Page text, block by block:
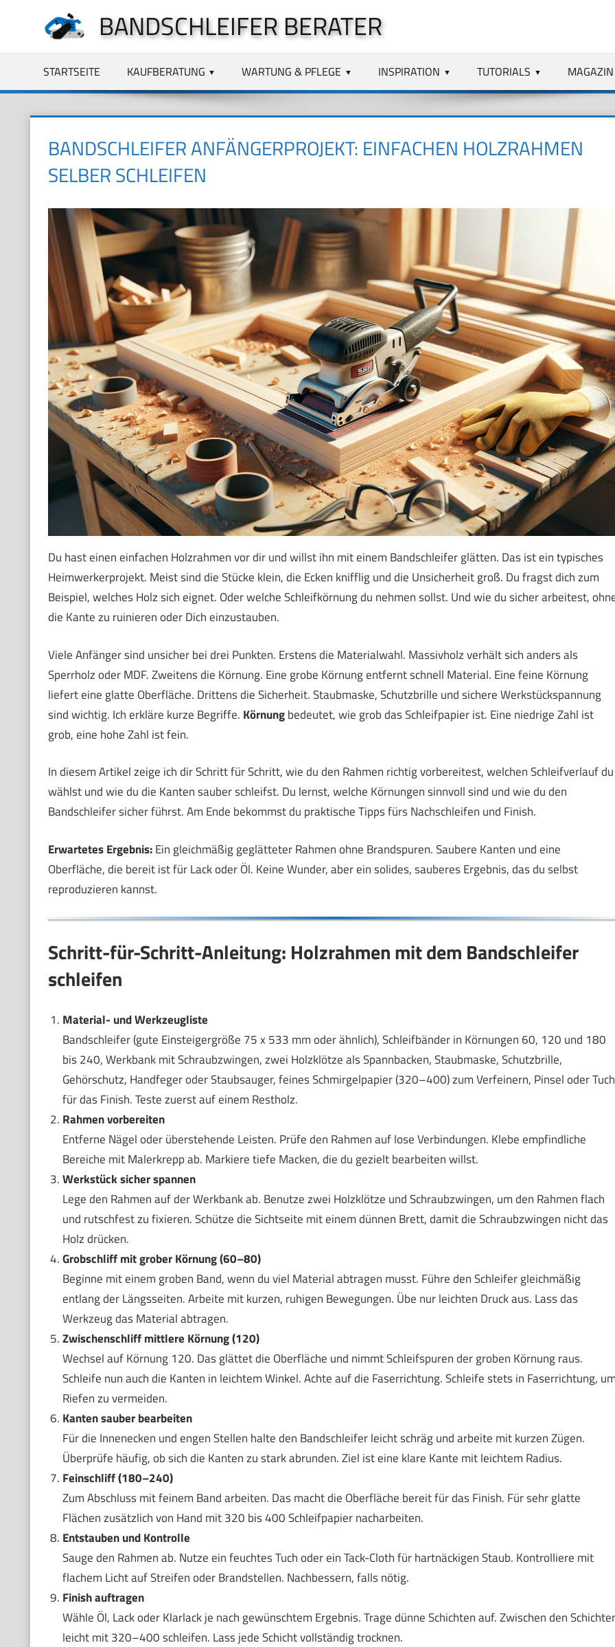
springen
BANDSCHLEIFER BERATER
STARTSEITE KAUFBERATUNG WARTUNG & PFLEGE INSPIRATION TUTORIALS MAGAZIN
BANDSCHLEIFER ANFÄNGERPROJEKT: EINFACHEN HOLZRAHMEN
SELBER SCHLEIFEN
Du hast einen einfachen Holzrahmen vor dir und willst ihn mit einem Bandschleifer glätten. Das ist ein typisches
Heimwerkerprojekt. Meist sind die Stücke klein, die Ecken knifflig und die Unsicherheit groß. Du fragst dich zum
Beispiel, welches Holz sich eignet. Oder welche Schleifkörnung du nehmen sollst. Und wie du sicher arbeitest,
die Kante zu ruinieren oder Dich einzustauben.
Viele Anfänger sind unsicher bei drei Punkten. Erstens die Materialwahl. Massivholz verhält sich anders als
Sperrholz oder MDF. Zweitens die Körnung. Eine grobe Körnung entfernt schnell Material. Eine feine Körnung
liefert eine glatte Oberfläche. Drittens die Sicherheit. Staubmaske, Schutzbrille und sichere Werkstückspannung
sind wichtig. Ich erkläre kurze Begriffe. Körnungbedeutet, wie grob das Schleifpapier ist. Eine niedrige Zahl ist
grob, eine hohe Zahl ist fein.
In diesem Artikel zeige ich dir Schritt für Schritt, wie du den Rahmen richtig vorbereitest, welchen Schleifverlauf du
wählst und wie du die Kanten sauber schleifst. Du lernst, welche Körnungen sinnvoll sind und wie du den
Bandschleifer sicher führst. Am Ende bekommst du praktische Tipps fürs Nachschleifen und Finish.
Erwartetes Ergebnis:Ein gleichmäßig geglätteter Rahmen ohne Brandspuren. Saubere Kanten und eine
Oberfläche, die bereit ist für Lack oder Öl. Keine Wunder, aber ein solides, sauberes Ergebnis, das du selbst
reproduzieren kannst.
Schritt-für-Schritt-Anleitung: Holzrahmen mit dem Bandschleifer
schleifen
Material- und Werkzeugliste
Bandschleifer (gute Einsteigergröße 75 x 533 mm oder ähnlich), Schleifbänder in Körnungen 60, 120 und 180
bis 240, Werkbank mit Schraubzwingen, zwei Holzklötze als Spannbacken, Staubmaske, Schutzbrille,
Gehörschutz, Handfeger oder Staubsauger, feines Schmirgelpapier (320–400) zum Verfeinern, Pinsel oder Tuch
für das Finish. Teste zuerst auf einem Restholz.
Rahmen vorbereiten
Entferne Nägel oder überstehende Leisten. Prüfe den Rahmen auf lose Verbindungen. Klebe empfindliche
Bereiche mit Malerkrepp ab. Markiere tiefe Macken, die du gezielt bearbeiten willst.
Werkstück sicher spannen
Lege den Rahmen auf der Werkbank ab. Benutze zwei Holzklötze und Schraubzwingen, um den Rahmen flach
und rutschfest zu fixieren. Schütze die Sichtseite mit einem dünnen Brett, damit die Schraubzwingen nicht das
Holz drücken.
Grobschliff mit grober Körnung (60–80)
Beginne mit einem groben Band, wenn du viel Material abtragen musst. Führe den Schleifer gleichmäßig
entlang der Längsseiten. Arbeite mit kurzen, ruhigen Bewegungen. Übe nur leichten Druck aus. Lass das
Werkzeug das Material abtragen.
Zwischenschliff mittlere Körnung (120)
Wechsel auf Körnung 120. Das glättet die Oberfläche und nimmt Schleifspuren der groben Körnung raus.
Schleife nun auch die Kanten in leichtem Winkel. Achte auf die Faserrichtung. Schleife stets in Faserrichtung,
Riefen zu vermeiden.
Kanten sauber bearbeiten
Für die Innenecken und engen Stellen halte den Bandschleifer leicht schräg und arbeite mit kurzen Zügen.
Überprüfe häufig, ob sich die Kanten zu stark abrunden. Ziel ist eine klare Kante mit leichtem Radius.
Feinschliff (180–240)
Zum Abschluss mit feinem Band arbeiten. Das macht die Oberfläche bereit für das Finish. Für sehr glatte
Flächen zusätzlich von Hand mit 320 bis 400 Schleifpapier nacharbeiten.
Entstauben und Kontrolle
Sauge den Rahmen ab. Nutze ein feuchtes Tuch oder ein Tack-Cloth für hartnäckigen Staub. Kontrolliere mit
flachem Licht auf Streifen oder Brandstellen. Nachbessern, falls nötig.
Finish auftragen
Wähle Öl, Lack oder Klarlack je nach gewünschtem Ergebnis. Trage dünne Schichten auf. Zwischen den
leicht mit 320–400 schleifen. Lass jede Schicht vollständig trocknen.